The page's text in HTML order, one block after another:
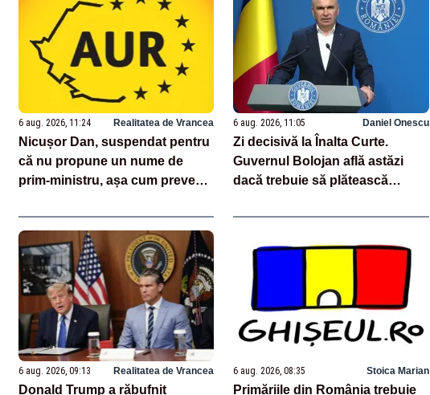
6 aug. 2026, 11:24 Realitatea de Vrancea
Nicușor Dan, suspendat pentru
că nu propune un nume de
prim-ministru, așa cum prevede
6 aug. 2026, 11:05 Daniel Onescu
Zi decisivă la Înalta Curte.
Guvernul Bolojan află astăzi
dacă trebuie să plătească
grefierilor
6 aug. 2026, 09:13 Realitatea de Vrancea
Donald Trump a răbufnit
6 aug. 2026, 08:35 Stoica Marian
Primăriile din România trebuie